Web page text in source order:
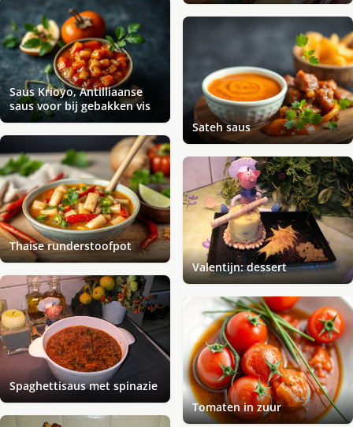
Saus Krioyo, Antilliaanse
saus voor bij gebakken vis
Sateh saus
Thaise runderstoofpot
Valentijn: dessert
Spaghettisaus met spinazie
Tomaten in zuur